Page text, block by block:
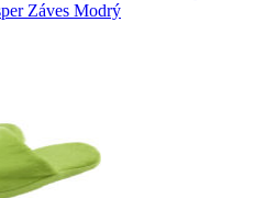
Záves Modrý